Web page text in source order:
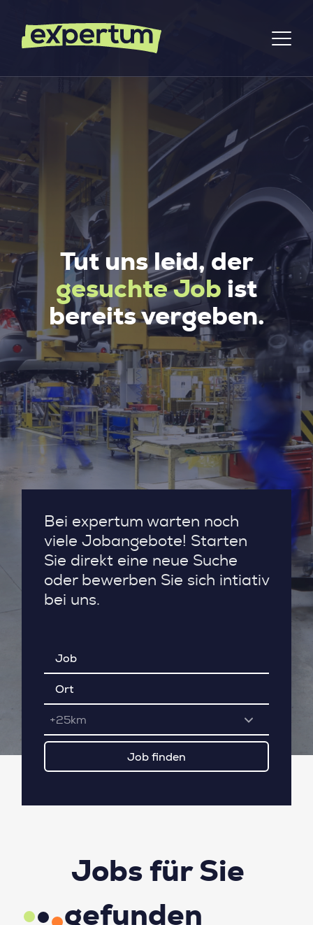
Tut uns leid, der
gesuchte Job ist
bereits vergeben.
Bei expertum warten noch
viele Jobangebote! Starten
Sie direkt eine neue Suche
oder bewerben Sie sich intiativ
bei uns.
+25km